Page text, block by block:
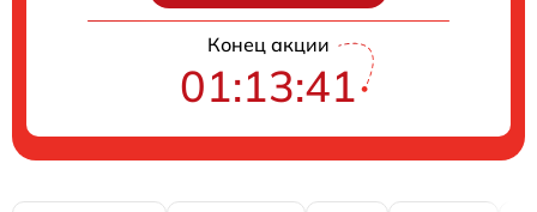
Конец акции
01:13:40